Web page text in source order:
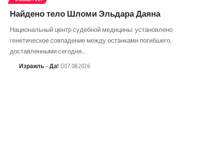
Найдено тело Шломи Эльдара Даяна
Национальный центр судебной медицины: установлено
генетическое совпадение между останками погибшего,
доставленными сегодня…
Израиль - Да! 07.08.2026